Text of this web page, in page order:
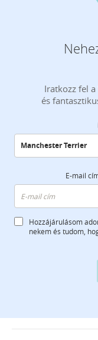
Iratkozz fel
és
E-mail
Hozzájárulásom
nekem és tudom,